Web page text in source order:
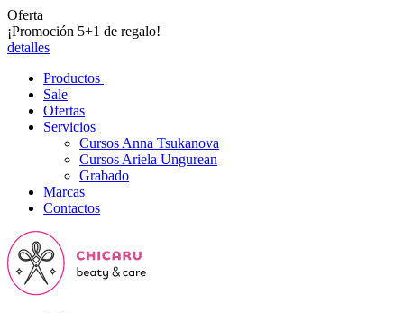
Oferta
¡Promoción 5+1 de regalo!
detalles
Productos
Sale
Ofertas
Servicios
Cursos Anna Tsukanova
Cursos Ariela Ungurean
Grabado
Marcas
Contactos